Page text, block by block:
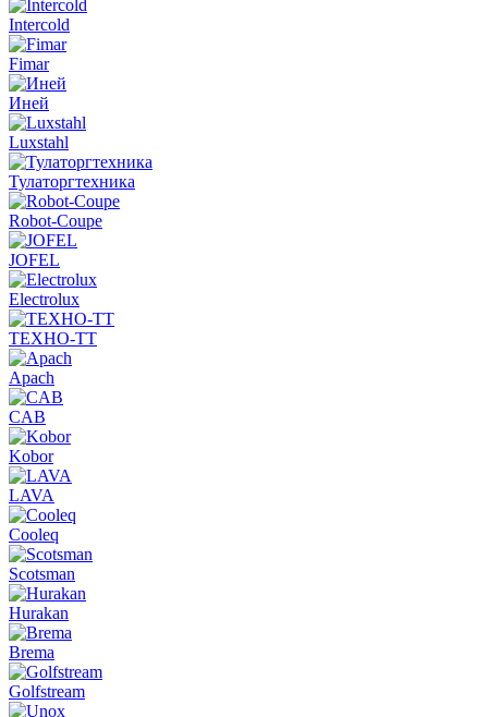
Intercold
Fimar
Иней
Luxstahl
Тулаторгтехника
Robot-Coupe
JOFEL
Electrolux
ТЕХНО-ТТ
Apach
CAB
Kobor
LAVA
Cooleq
Scotsman
Hurakan
Brema
Golfstream